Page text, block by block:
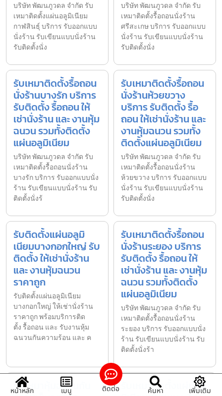
บริษัท พัฒนภูวดล จำกัด รับ
เหมาติดตั้งแผ่นอลูมิเนียม
กาฬสินธุ์ บริการ รับออกแบบ
นั่งร้าน รับเขียนแบบนั่งร้าน
รับติดตั้งนั่ง
บริษัท พัฒนภูวดล จำกัด รับ
เหมาติดตั้งรื้อถอนนั่งร้าน
ศรีสะเกษ บริการ รับออกแบบ
นั่งร้าน รับเขียนแบบนั่งร้าน
รับติดตั้งนั่ง
รับเหมาติดตั้งรื้อถอน
นั่งร้านบางรัก บริการ
รับติดตั้ง รื้อถอน ให้
เช่านั่งร้าน และ งานหุ้ม
ฉนวน รวมทั้งติดตั้ง
แผ่นอลูมิเนียม
บริษัท พัฒนภูวดล จำกัด รับ
เหมาติดตั้งรื้อถอนนั่งร้าน
บางรัก บริการ รับออกแบบนั่ง
ร้าน รับเขียนแบบนั่งร้าน รับ
ติดตั้งนั่งร้
รับเหมาติดตั้งรื้อถอน
นั่งร้านห้วยขวาง
บริการ รับติดตั้ง รื้อ
ถอน ให้เช่านั่งร้าน และ
งานหุ้มฉนวน รวมทั้ง
ติดตั้งแผ่นอลูมิเนียม
บริษัท พัฒนภูวดล จำกัด รับ
เหมาติดตั้งรื้อถอนนั่งร้าน
ห้วยขวาง บริการ รับออกแบบ
นั่งร้าน รับเขียนแบบนั่งร้าน
รับติดตั้งนั่ง
รับติดตั้งแผ่นอลูมิ
เนียมบางกอกใหญ่ รับ
ติดตั้ง ให้เช่านั่งร้าน
และ งานหุ้มฉนวน
ราคาถูก
รับติดตั้งแผ่นอลูมิเนียม
บางกอกใหญ่ ให้เช่านั่งร้าน
ราคาถูก พร้อมบริการติด
ตั้ง รื้อถอน และ รับงานหุ้ม
ฉนวนกันความร้อน และ ค
รับเหมาติดตั้งรื้อถอน
นั่งร้านระยอง บริการ
รับติดตั้ง รื้อถอน ให้
เช่านั่งร้าน และ งานหุ้ม
ฉนวน รวมทั้งติดตั้ง
แผ่นอลูมิเนียม
บริษัท พัฒนภูวดล จำกัด รับ
เหมาติดตั้งรื้อถอนนั่งร้าน
ระยอง บริการ รับออกแบบนั่ง
ร้าน รับเขียนแบบนั่งร้าน รับ
ติดตั้งนั่งร้า
รับเหมาหุ้มฉนวนกัน
รับเหมาติดตั้งแผ่นอลู
หน้าหลัก เมนู ติดต่อ ค้นหา เพิ่มเติม